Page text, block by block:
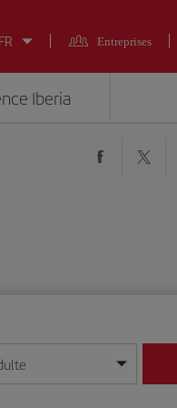
Entreprises
Iberia
année